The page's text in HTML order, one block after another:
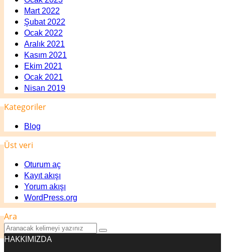
Mart 2022
Şubat 2022
Ocak 2022
Aralık 2021
Kasım 2021
Ekim 2021
Ocak 2021
Nisan 2019
Kategoriler
Blog
Üst veri
Oturum aç
Kayıt akışı
Yorum akışı
WordPress.org
Ara
HAKKIMIZDA